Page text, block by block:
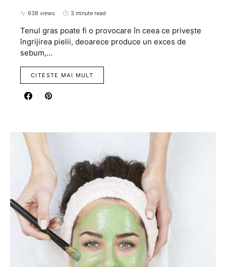
938 views 3 minute read
Tenul gras poate fi o provocare în ceea ce privește
îngrijirea pielii, deoarece produce un exces de
sebum,…
CITESTE MAI MULT